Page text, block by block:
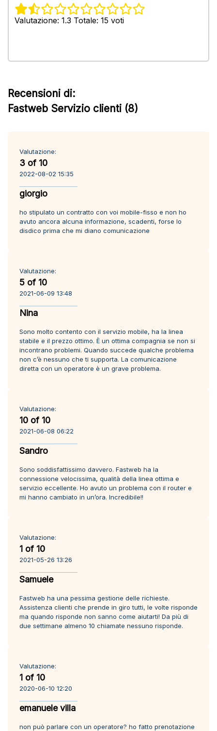
Valutazione: 1.3 Totale: 15 voti
Recensioni di:
Fastweb Servizio clienti (8)
Valutazione:
3 of 10
2022-08-02 15:35
giorgio
ho stipulato un contratto con voi mobile-fisso e non ho
avuto ancora alcuna informazione, scadenti, forse lo
disdico prima che mi diano comunicazione
Valutazione:
5 of 10
2021-06-09 13:48
Nina
Sono molto contento con il servizio mobile, ha la linea
stabile e il prezzo ottimo. È un ottima compagnia se non si
incontrano problemi. Quando succede qualche problema
non c’è nessuno che ti supporta. La comunicazione
diretta con un operatore è un grave problema.
Valutazione:
10 of 10
2021-06-08 06:22
Sandro
Sono soddisfattissimo davvero. Fastweb ha la
connessione velocissima, qualità della linea ottima e
servizio eccellente. Ho avuto un problema con il router e
mi hanno cambiato in un’ora. Incredibile!!
Valutazione:
1 of 10
2021-05-26 13:26
Samuele
Fastweb ha una pessima gestione delle richieste.
Assistenza clienti che prende in giro tutti, le volte risponde
ma quando risponde non sanno come aiutarti! Da più di
due settimane almeno 10 chiamate nessuno risponde.
Valutazione:
1 of 10
2020-06-10 12:20
emanuele villa
non può parlare con un operatore? ho fatto prenotazione